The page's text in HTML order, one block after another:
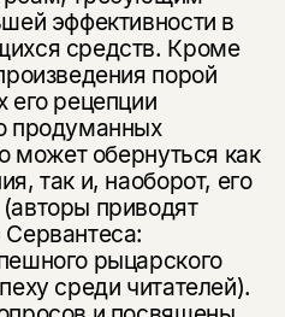
эффективности в
средств. Кроме
порой
его рецепции
продуманных
может обернуться как
так и, наоборот, его
приводят
рыцарского
среди читателей).